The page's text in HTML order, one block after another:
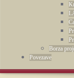
Borza
Povezave